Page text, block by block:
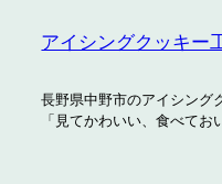
アイシングクッキー
長野県中野市のアイシング
「見てかわいい、食べて